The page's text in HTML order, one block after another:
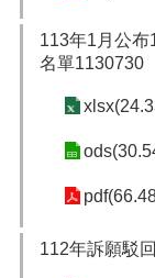
113年1月公
名單1130730
112年訴願駁